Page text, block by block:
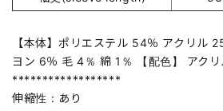
【本体】ポリエステル 54％ アクリル
ヨン 6％ 毛 4％ 綿 1％ 【配色】 アク
******************
伸縮性：あり